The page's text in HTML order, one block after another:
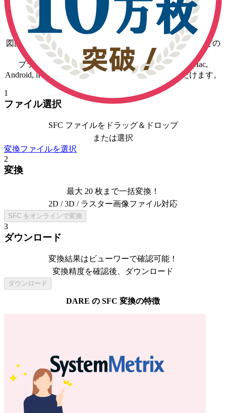
い。
３ステップで SFC を変換する方法
図面変換サービス DARE で DWG, DXF, JWW
などの
主要フォーマットに変換する手順です。
ブラウザ上で変換まで完結するため、 Windows, Mac,
Android, iPhone 等すべてのデバイスでご利用いただけます。
1
ファイル選択
SFC ファイルをドラッグ＆ドロップ
または選択
変換ファイルを選択
2
変換
最大 20 枚まで一括変換！
2D / 3D / ラスター画像ファイル対応
SFC をオンラインで変換
3
ダウンロード
変換結果はビューワーで確認可能！
変換精度を確認後、ダウンロード
ダウンロード
DARE の SFC 変換の特徴